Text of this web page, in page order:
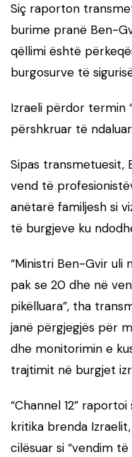
Siç raporton
burime pranë Ben-
qëllimi është
burgosurve të
Izraeli përdor termin
përshkruar të
Sipas transmetuesit,
vend të
anëtarë familjesh si
të burgjeve ku
“Ministri Ben-Gvir uli
pak se 20 dhe në
pikëlluara”, tha
janë përgjegjës për
dhe monitorimin e
trajtimit në burgjet
“Channel 12”
kritika brenda
cilësuar si “vendim